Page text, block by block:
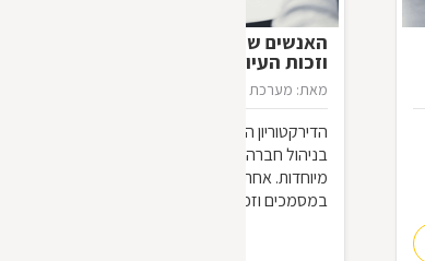
האנשים שיודעים יותר: דירקטורים
וזכות העיון במסמכים
מאת: מערכת דפי זהב
הדירקטוריון הוא הגוף המשמעותי ביותר
בניהול חברה, ועל כן אנשיו נהנים מזכויות
מיוחדות. אחת מהן היא זכות העיון
במסמכים וזכות בדיקת הנכסים,